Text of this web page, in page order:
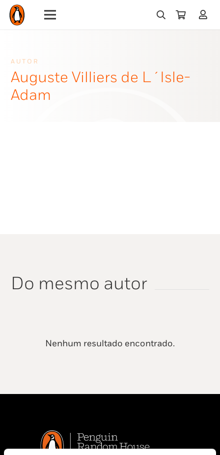
AUTOR
Auguste Villiers de L´Isle-
Adam
Do mesmo autor
Nenhum resultado encontrado.